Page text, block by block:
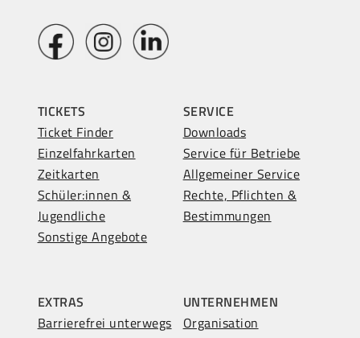
TICKETS
Ticket Finder
Einzelfahrkarten
Zeitkarten
Schüler:innen &
Jugendliche
Sonstige Angebote
SERVICE
Downloads
Service für Betriebe
Allgemeiner Service
Rechte, Pflichten &
Bestimmungen
EXTRAS
Barrierefrei unterwegs
UNTERNEHMEN
Organisation